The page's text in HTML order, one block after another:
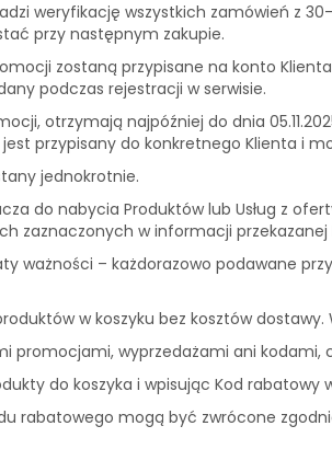
weryfikację wszystkich zamówień z
przy następnym zakupie.
zostaną przypisane na konto
podczas rejestracji w serwisie.
otrzymają najpóźniej do dnia
przypisany do konkretnego Klienta i
jednokrotnie.
do nabycia Produktów lub Usług z
zaznaczonych w informacji przekazanej
ważności – każdorazowo podawane
w koszyku bez kosztów
promocjami, wyprzedażami ani
do koszyka i wpisując Kod rabatowy
rabatowego mogą być zwrócone